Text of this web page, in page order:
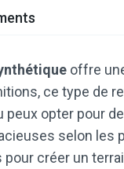
offre
ce type de
peux opter pour
selon les
créer un